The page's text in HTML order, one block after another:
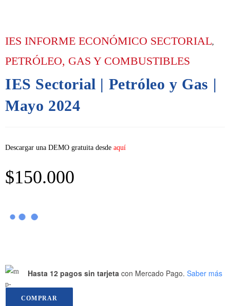
IES INFORME ECONÓMICO SECTORIAL,
PETRÓLEO, GAS Y COMBUSTIBLES
IES Sectorial | Petróleo y Gas |
Mayo 2024
Descargar una DEMO gratuita desde aquí
$150.000
Hasta 12 pagos sin tarjeta con Mercado Pago. Saber más
COMPRAR